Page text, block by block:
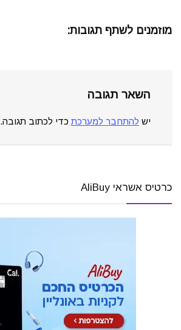
מוזמנים לשתף תגובות:
השאר תגובה
יש להתחבר למערכת כדי לכתוב תגובה.
כרטיס אשראי AliBuy